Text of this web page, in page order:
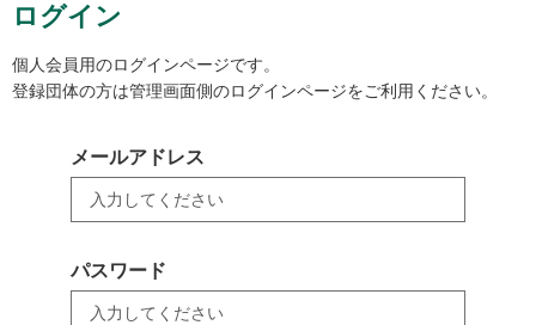
ログイン
個人会員用のログインページです。
登録団体の方は管理画面側のログインページをご利用ください。
メールアドレス
パスワード